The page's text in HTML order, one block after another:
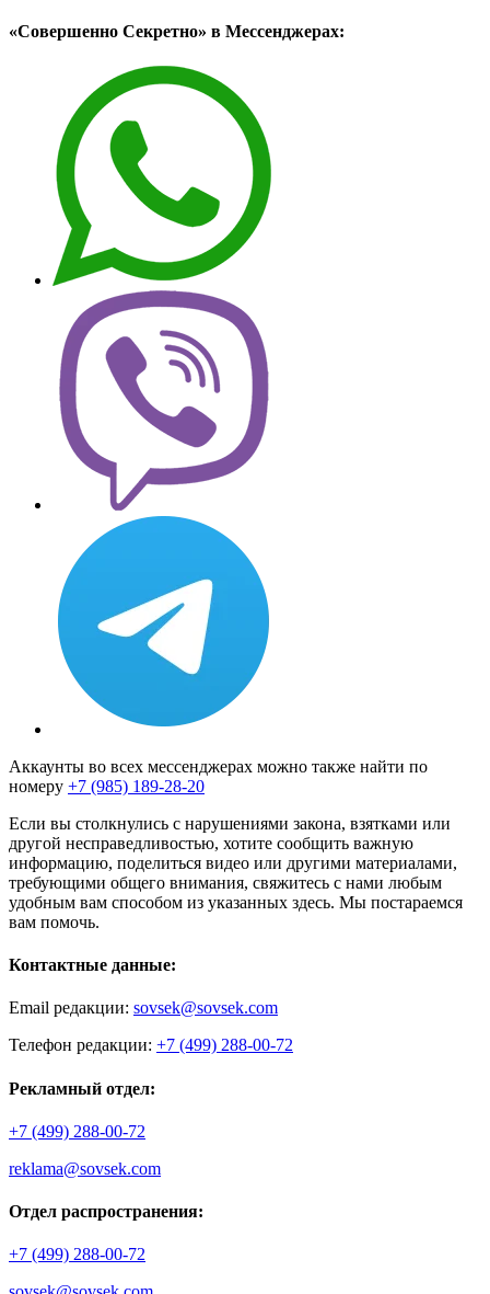
«Совершенно Секретно» в Мессенджерах:
Аккаунты во всех мессенджерах можно также найти по
номеру +7 (985) 189-28-20
Если вы столкнулись с нарушениями закона, взятками или
другой несправедливостью, хотите сообщить важную
информацию, поделиться видео или другими материалами,
требующими общего внимания, свяжитесь с нами любым
удобным вам способом из указанных здесь. Мы постараемся
вам помочь.
Контактные данные:
Email редакции: sovsek@sovsek.com
Телефон редакции: +7 (499) 288-00-72
Рекламный отдел:
+7 (499) 288-00-72
reklama@sovsek.com
Отдел распространения:
+7 (499) 288-00-72